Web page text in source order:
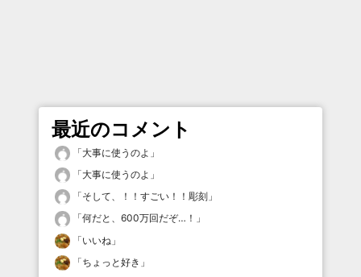
最近のコメント
「大事に使うのよ 」
「大事に使うのよ 」
「そして、！！すごい！！彫刻 」
「何だと、600万回だぞ…！ 」
「いいね 」
「ちょっと好き 」